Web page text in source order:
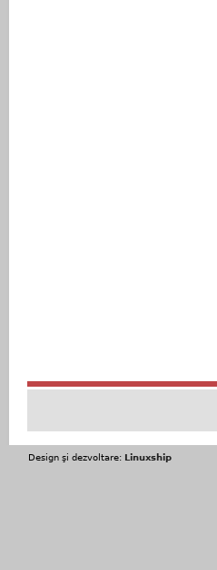
Design şi dezvoltare: Linuxship